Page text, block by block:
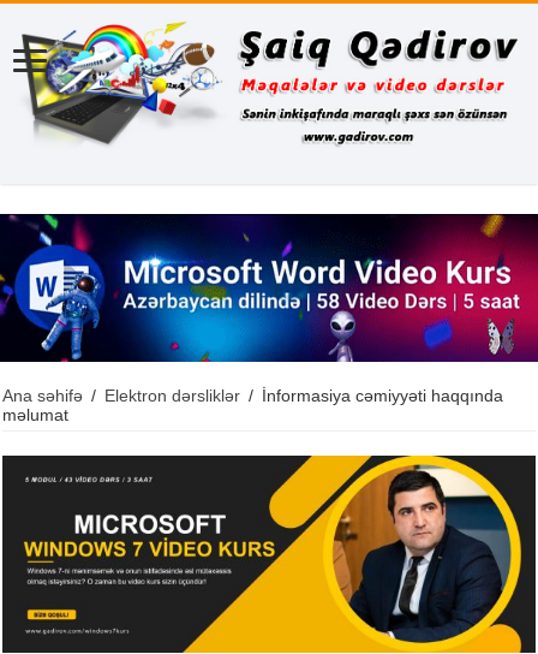
Ana səhifə / Elektron dərsliklər / İnformasiya cəmiyyəti haqqında
məlumat